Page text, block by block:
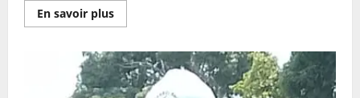
En savoir plusEn
savoir
Cybercriminalité:
le
maire
d’Obala